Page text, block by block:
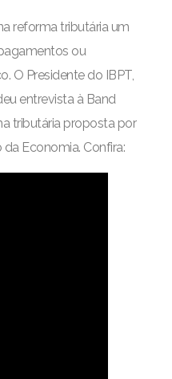
reforma tributária um
ou
O Presidente do IBPT,
entrevista à Band
tributária proposta por
da Economia. Confira: